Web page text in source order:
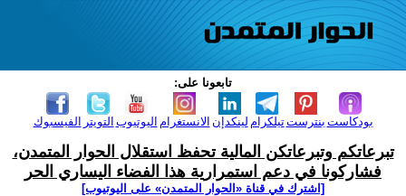
تابعونا على:
الفيسبوك التويتر اليوتيوب الانستغرام لينكدإن تيلكرامبنترست بودكاست
تبرعاتكم وتبرعاتكن المالية تحفظ استقلال الحوار المتمدن،
فشاركونا في دعم استمرارية هذا الفضاء اليساري الحر
[اشترك في قناة ‫«الحوار المتمدن» على اليوتيوب]